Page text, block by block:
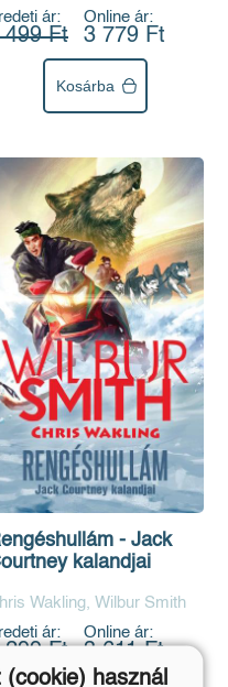
ár:
499 Ft
Online ár:
3 779 Ft
Kosárba
- Jack
kalandjai
Wakling, Wilbur Smith
ár:
299 Ft
Online ár:
3 611 Ft
(cookie) használ